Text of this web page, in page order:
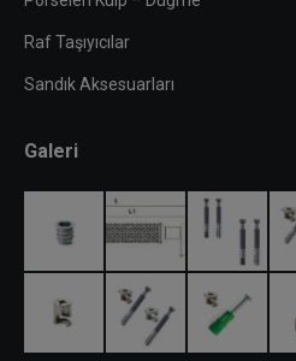
Raf Taşıyıcılar
Sandık Aksesuarları
Galeri